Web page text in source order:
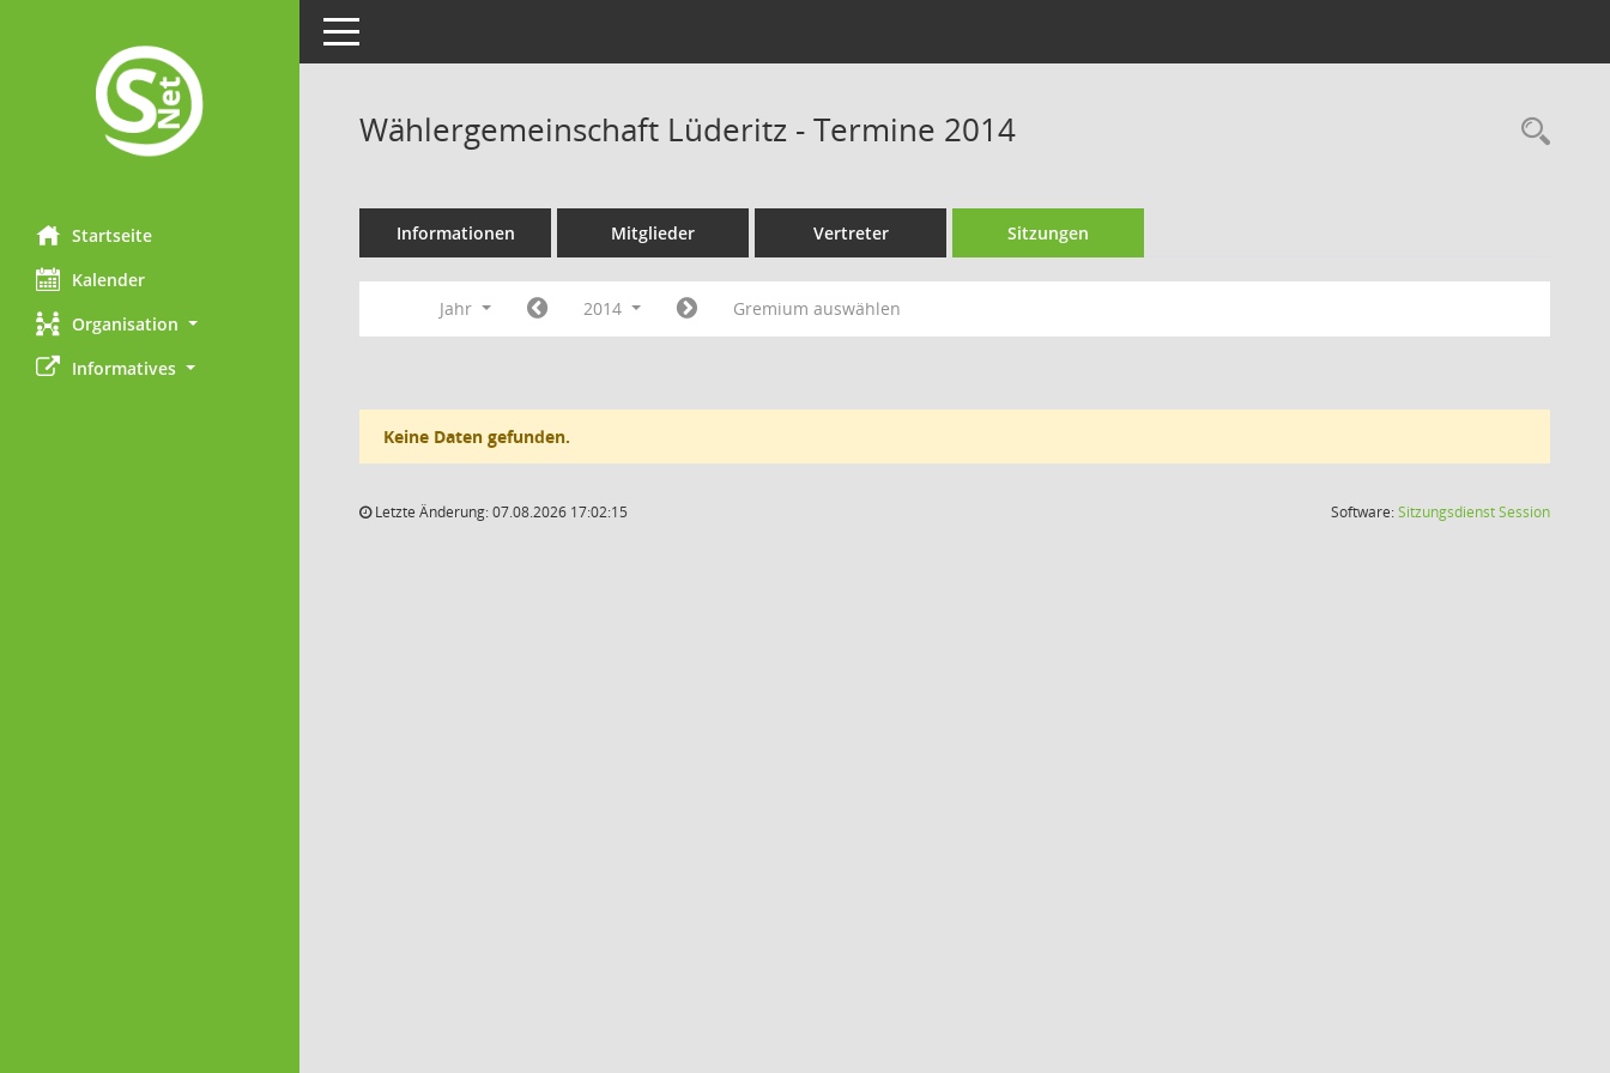
Startseite
Kalender
Organisation
Informatives
Toggle navigation
Wählergemeinschaft Lüderitz - Termine 2014
Informationen Mitglieder Vertreter Sitzungen
Jahr 2014 Gremium auswählen
Keine Daten gefunden.
Letzte Änderung: 07.08.2026 17:02:15 Software:SitzungsdienstSession(Wird in